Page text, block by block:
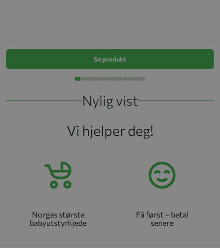
Se produkt
Nylig vist
Vi hjelper deg!
Norges største
babyutstyrkjede
Få først – betal
senere